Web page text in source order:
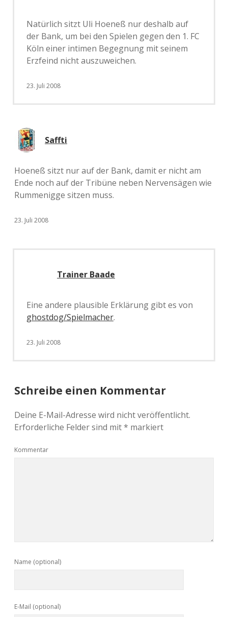
Natürlich sitzt Uli Hoeneß nur deshalb auf
der Bank, um bei den Spielen gegen den 1. FC
Köln einer intimen Begegnung mit seinem
Erzfeind nicht auszuweichen.
23. Juli 2008
Saffti
Hoeneß sitzt nur auf der Bank, damit er nicht am
Ende noch auf der Tribüne neben Nervensägen wie
Rummenigge sitzen muss.
23. Juli 2008
Trainer Baade
Eine andere plausible Erklärung gibt es von
ghostdog/Spielmacher.
23. Juli 2008
Schreibe einen Kommentar
Deine E-Mail-Adresse wird nicht veröffentlicht.
Erforderliche Felder sind mit* markiert
Kommentar
Name (optional)
E-Mail (optional)